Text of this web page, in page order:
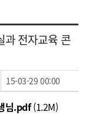
과 전자교육 콘
15-03-29 00:00
님.pdf(1.2M)